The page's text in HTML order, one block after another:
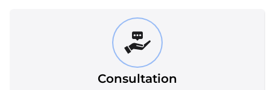
Consultation